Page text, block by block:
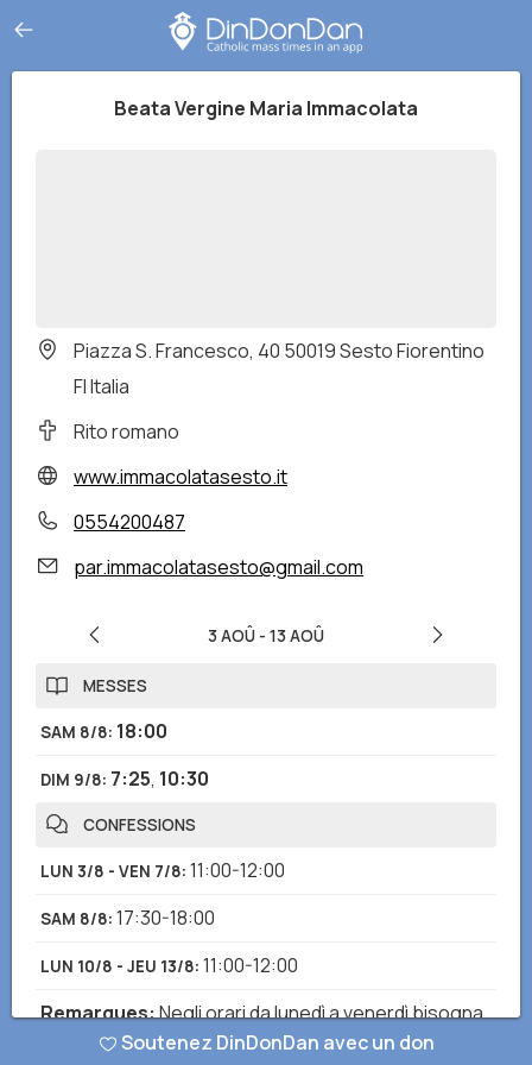
Beata Vergine Maria Immacolata
Piazza S. Francesco, 40 50019 Sesto Fiorentino
FI Italia
Rito romano
www.immacolatasesto.it
0554200487
par.immacolatasesto@gmail.com
3 AOÛ - 13 AOÛ
MESSES
SAM 8/8: 18:00
DIM 9/8: 7:25, 10:30
CONFESSIONS
LUN 3/8 - VEN 7/8: 11:00-12:00
SAM 8/8: 17:30-18:00
LUN 10/8 - JEU 13/8: 11:00-12:00
Remarques:Negli orari da lunedì a venerdì bisogna
chiedere in Sacrestia.
Soutenez DinDonDan avec un don